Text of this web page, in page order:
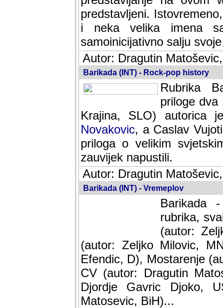
predstavljeni.
i neka velika imena
samoinicijativno salju
Autor: Dragutin
Barikada (INT) - Rock-pop history
Rubrika
dva
SLO) autorica je velikog
Caslav Vujotic
velikim svjetskim
napustili.
Autor: Dragutin
Barikada (INT) - Vremeplov
Barikada
rubrika,
(autor:
(autor: Zeljko Milovic,
Efendic, D), Mostarenje
CV (autor: Dragutin
Djordje Gavric Djoko,
Matosevic, BiH)...